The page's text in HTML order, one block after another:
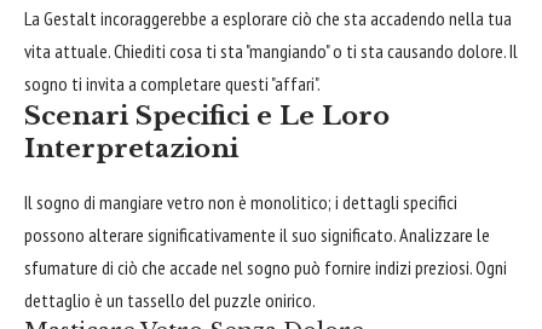
La Gestalt incoraggerebbe a esplorare ciò che sta accadendo nella tua
vita attuale. Chiediti cosa ti sta "mangiando" o ti sta causando dolore. Il
sogno ti invita a completare questi "affari".
Scenari Specifici e Le Loro
Interpretazioni
Il sogno di mangiare vetro non è monolitico; i dettagli specifici
possono alterare significativamente il suo significato. Analizzare le
sfumature di ciò che accade nel sogno può fornire indizi preziosi. Ogni
dettaglio è un tassello del puzzle onirico.